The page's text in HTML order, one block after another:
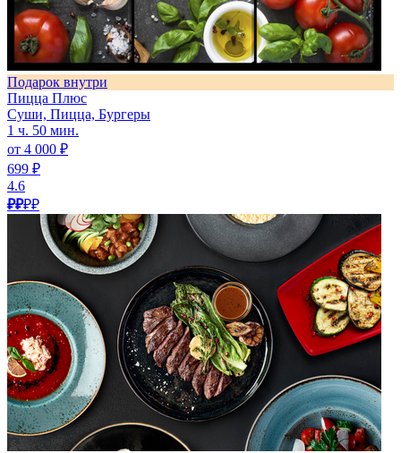
Подарок внутри
Пицца Плюс
Суши, Пицца, Бургеры
1 ч. 50 мин.
от 4 000 ₽
699 ₽
4.6
₽₽₽₽